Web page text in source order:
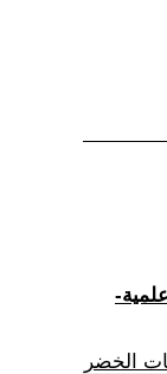
الخضر